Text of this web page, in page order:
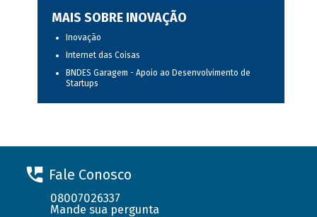
MAIS SOBRE INOVAÇÃO
Inovação
Internet das Coisas
BNDES Garagem - Apoio ao Desenvolvimento de
Startups
Fale Conosco
08007026337
Mande sua pergunta